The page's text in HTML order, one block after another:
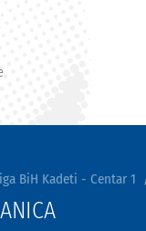
BiH Kadeti - Centar 1